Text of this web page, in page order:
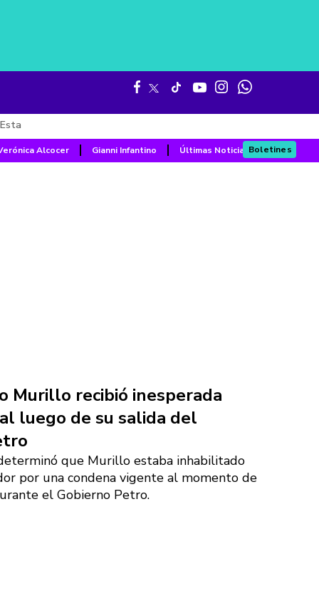
Alcocer Gianni Infantino Últimas NoticiasBoletines
Murillo recibió inesperada
luego de su salida del
que Murillo estaba inhabilitado
por una condena vigente al momento de
el Gobierno Petro.